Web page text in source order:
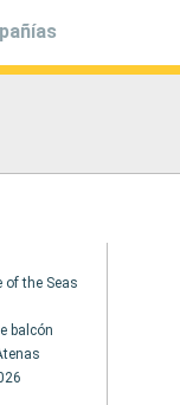
of the Seas
balcón